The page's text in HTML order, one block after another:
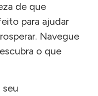
de que
para ajudar
Navegue
o que